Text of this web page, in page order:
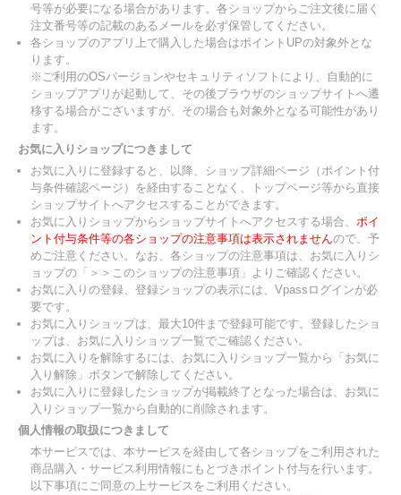
号等が必要になる場合があります。各ショップからご注文後に届く
注文番号等の記載のあるメールを必ず保管してください。
各ショップのアプリ上で購入した場合はポイントUPの対象外とな
ります。
※ご利用のOSバージョンやセキュリティソフトにより、自動的に
ショップアプリが起動して、その後ブラウザのショップサイトへ遷
移する場合がございますが、その場合も対象外となる可能性があり
ます。
お気に入りショップにつきまして
お気に入りに登録すると、以降、ショップ詳細ページ（ポイント付
与条件確認ページ）を経由することなく、トップページ等から直接
ショップサイトへアクセスすることができます。
お気に入りショップからショップサイトへアクセスする場合、 ポイ
ント付与条件等の各ショップの注意事項は表示されませんので、予
めご注意ください。なお、各ショップの注意事項は、お気に入りシ
ョップの「＞＞このショップの注意事項」よりご確認ください。
お気に入りの登録、登録ショップの表示には、Vpassログインが必
要です。
お気に入りショップは、最大10件まで登録可能です。登録したショ
ップは、お気に入りショップ一覧でご確認ください。
お気に入りを解除するには、お気に入りショップ一覧から「お気に
入り解除」ボタンで解除してください。
お気に入りに登録したショップが掲載終了となった場合は、お気に
入りショップ一覧から自動的に削除されます。
個人情報の取扱につきまして
本サービスでは、本サービスを経由して各ショップをご利用された
商品購入・サービス利用情報にもとづきポイント付与を行います。
以下事項にご同意の上サービスをご利用ください。